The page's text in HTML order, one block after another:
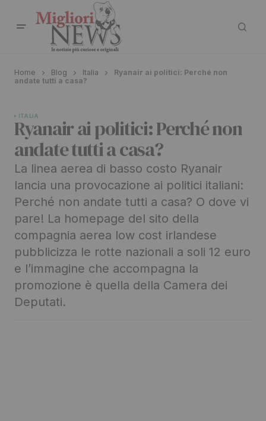
Home Blog Italia
Ryanair ai politici: Perché non
andate tutti a casa?
ITALIA
Ryanair ai politici: Perché non
andate tutti a casa?
La linea aerea di basso costo Ryanair
lancia una provocazione ai politici italiani:
Perché non andate tutti a casa? O dove vi
pare! La homepage del sito della
compagnia aerea low cost irlandese
pubblicizza le rotte nazionali a soli 12 euro
e l’immagine che accompagna la
promozione è quella della Camera dei
Deputati.